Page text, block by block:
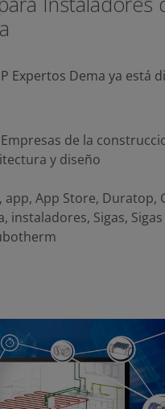
Expertos Dema ya está
Empresas de la
y diseño
, app, App Store, Duratop,
, instaladores, Sigas, Sigas